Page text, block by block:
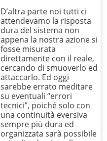
D’altra parte noi tutti ci
attendevamo la risposta
dura del sistema non
appena la nostra azione si
fosse misurata
direttamente con il reale,
cercando di smuoverlo ed
attaccarlo. Ed oggi
sarebbe errato meditare
su eventuali “errori
tecnici”, poiché solo con
una continuità eversiva
sempre più dura ed
organizzata sarà possibile